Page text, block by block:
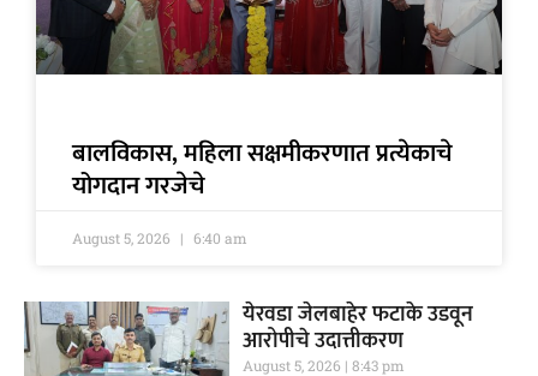
बालविकास, महिला सक्षमीकरणात प्रत्येकाचे
योगदान गरजेचे
August 5, 2026 6:40 am
येरवडा जेलबाहेर फटाके उडवून
आरोपीचे उदात्तीकरण
August 5, 2026 8:43 pm